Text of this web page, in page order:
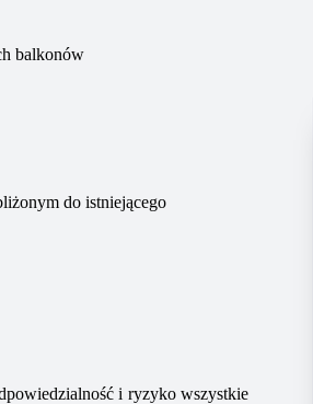
balkonów
do istniejącego
i ryzyko wszystkie